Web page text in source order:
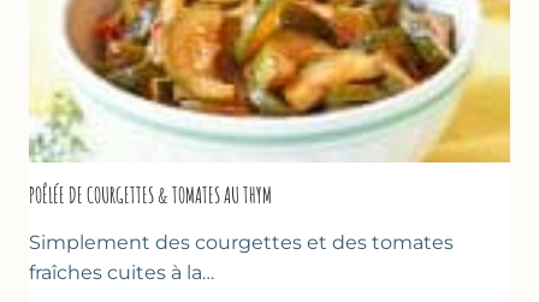
POÊLÉE DE COURGETTES & TOMATES AU THYM
Simplement des courgettes et des tomates
fraîches cuites à la…